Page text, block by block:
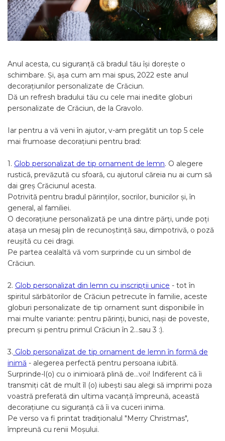
Body bebelusi personalizate
Perne personalizate
Plusuri personalizate
Etichete pentru sticla de vin
Cadouri Personalizate Unice
Sorturi Personalizate
Cadouri pentru Doctori
Cadouri Pensionare
Anul acesta, cu siguranță că bradul tău își dorește o
schimbare. Și, așa cum am mai spus, 2022 este anul
decorațiunilor personalizate de Crăciun.
Dă un refresh bradului tău cu cele mai inedite globuri
personalizate de Crăciun, de la Gravolo.
Iar pentru a vă veni în ajutor, v-am pregătit un top 5 cele
mai frumoase decorațiuni pentru brad:
1. Glob personalizat de tip ornament de lemn. O alegere
rustică, prevăzută cu sfoară, cu ajutorul căreia nu ai cum să
dai greș Crăciunul acesta.
Potrivită pentru bradul părinților, socrilor, bunicilor și, în
general, al familiei.
O decorațiune personalizată pe una dintre părți, unde poți
atașa un mesaj plin de recunoștință sau, dimpotrivă, o poză
reușită cu cei dragi.
Pe partea cealaltă vă vom surprinde cu un simbol de
Crăciun.
2. Glob personalizat din lemn cu inscripții unice - tot în
spiritul sărbătorilor de Crăciun petrecute în familie, aceste
globuri personalizate de tip ornament sunt disponibile în
mai multe variante: pentru părinți, bunici, nași de poveste,
precum și pentru primul Crăciun în 2...sau 3 :).
3. Glob personalizat de tip ornament de lemn în formă de
inimă - alegerea perfectă pentru persoana iubită.
Surprinde-l(o) cu o inimioară plină de...voi! Indiferent că îi
transmiți cât de mult îl (o) iubești sau alegi să imprimi poza
voastră preferată din ultima vacanță împreună, această
decorațiune cu siguranță că îi va cuceri inima.
Pe verso va fi printat tradiționalul "Merry Christmas",
împreună cu renii Moșului.